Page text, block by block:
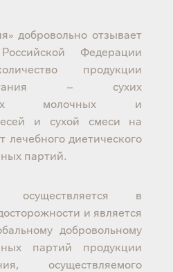
добровольно отзывает
Федерации
продукции
– сухих
молочных и
и сухой смеси на
лечебного диетического
партий.
в
и является
добровольному
партий продукции
осуществляемого